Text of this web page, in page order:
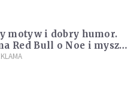
motyw i dobry humor.
Red Bull o Noe i myszy
cię do łez! [WIDEO]